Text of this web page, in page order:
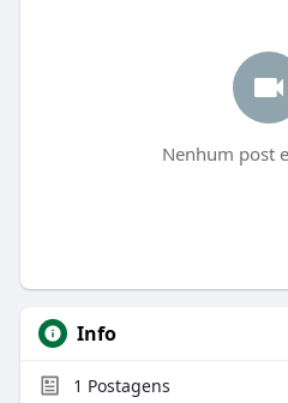
Nenhum post
Info
1 Postagens